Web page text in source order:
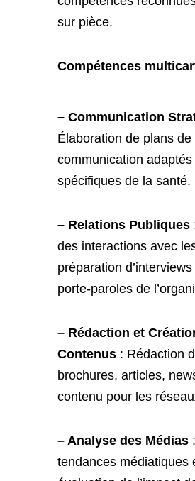
sur pièce.
Compétences
– Communication
Élaboration de plans de
communication
spécifiques de la santé.
– Relations Publiques
des interactions avec
préparation
porte-paroles de
– Rédaction et
Contenus: Rédaction
brochures, articles,
contenu pour les
– Analyse des Médias:
tendances médiatiques